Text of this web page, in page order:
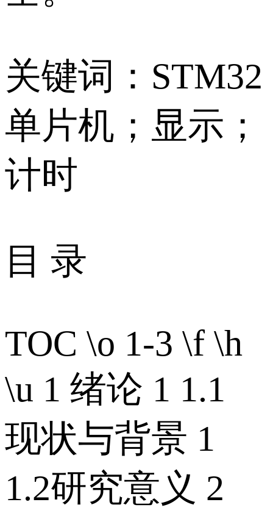
关键词：STM32
单片机；显示；
计时
目 录
TOC \o 1-3 \f \h
\u 1 绪论 1 1.1
现状与背景 1
1.2研究意义 2